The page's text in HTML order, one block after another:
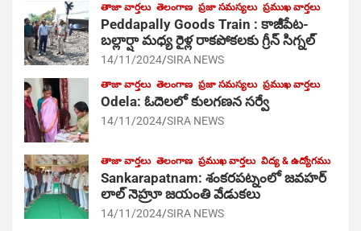
తాజా వార్తలు తెలంగాణ ప్రజా సమస్యలు ప్రముఖ వార్తలు
Peddapally Goods Train : కాజీపేట-
బల్లార్షా మధ్య రైళ్ల రాకపోకలకు గ్రీన్ సిగ్నల్
14/11/2024 SIRA NEWS
తాజా వార్తలు తెలంగాణ ప్రజా సమస్యలు ప్రముఖ వార్తలు
Odela: ఓదెలలో కులగణన సర్వే
14/11/2024 SIRA NEWS
తాజా వార్తలు తెలంగాణ ప్రముఖ వార్తలు విద్య & ఉద్యోగము
Sankarapatnam: శంకరపట్నంలో జవహర్
లాల్ నెహ్రూ జయంతి వేడుకలు
14/11/2024 SIRA NEWS